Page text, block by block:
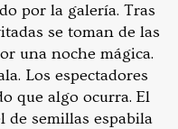
por la galería. Tras
se toman de las
una noche mágica.
Los espectadores
que algo ocurra. El
de semillas espabila